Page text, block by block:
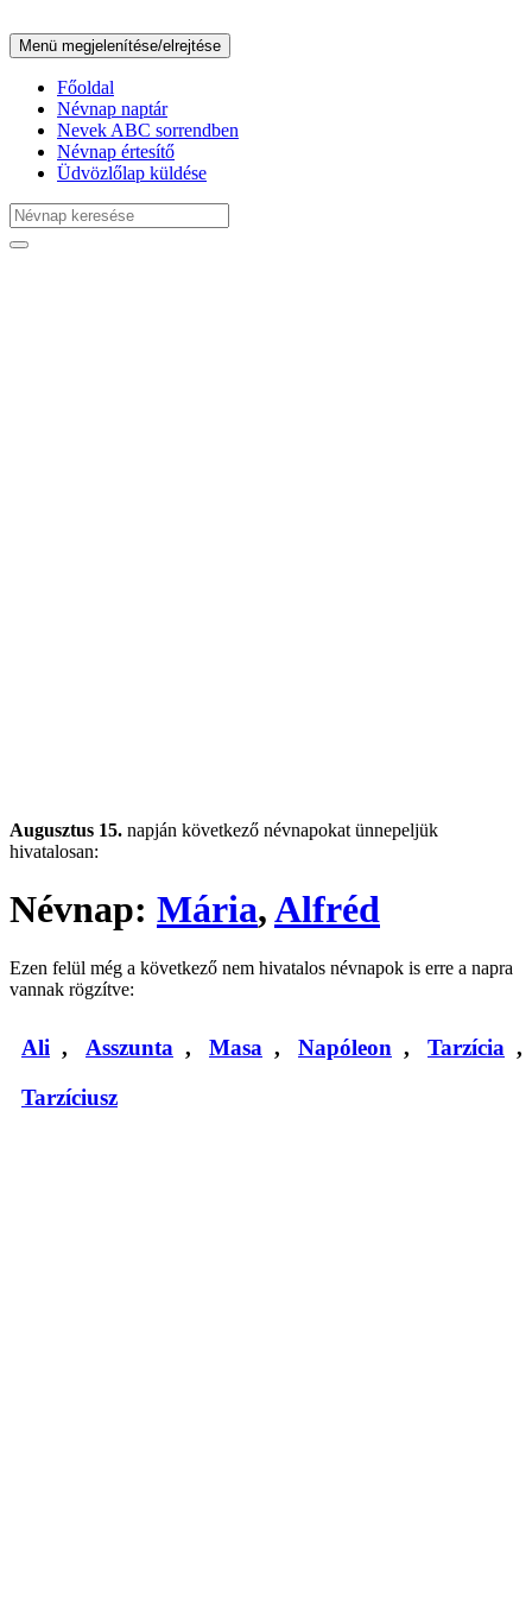
Menü megjelenítése/elrejtése
Főoldal
Névnap naptár
Nevek ABC sorrendben
Névnap értesítő
Üdvözlőlap küldése
Augusztus 15. napján következő névnapokat ünnepeljük
hivatalosan:
Névnap: Mária,Alfréd
Ezen felül még a következő nem hivatalos névnapok is erre a napra
vannak rögzítve:
Ali , Asszunta , Masa , Napóleon , Tarzícia ,
Tarzíciusz